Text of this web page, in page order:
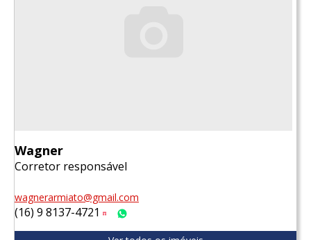
Wagner
Corretor responsável
wagnerarmiato@gmail.com
(16) 9 8137-4721 Tim